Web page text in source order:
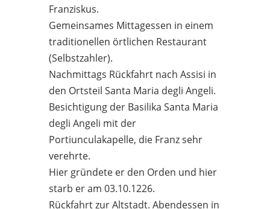
Franziskus.
Gemeinsames Mittagessen in einem
traditionellen örtlichen Restaurant
(Selbstzahler).
Nachmittags Rückfahrt nach Assisi in
den Ortsteil Santa Maria degli Angeli.
Besichtigung der Basilika Santa Maria
degli Angeli mit der
Portiunculakapelle, die Franz sehr
verehrte.
Hier gründete er den Orden und hier
starb er am 03.10.1226.
Rückfahrt zur Altstadt. Abendessen in